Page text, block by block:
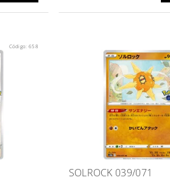
Código:658
SOLROCK 039/071